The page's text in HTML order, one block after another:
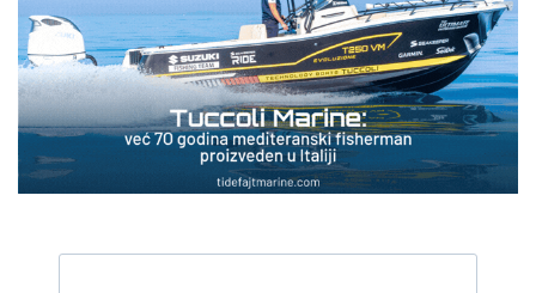
Gulet Kadena
2000, 32 x 8 m, Cummins
Pirelli 770 EFB
2010, 8,46 x 3,12 m, Mercruiser 235,4 kw
35.000 EUR
2015, 27 x 7 m, Iveco aifo x 2